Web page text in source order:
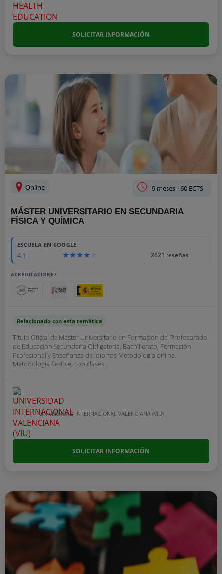
SOLICITAR INFORMACIÓN
Online 9 meses - 60 ECTS
MÁSTER UNIVERSITARIO EN SECUNDARIA
FÍSICA Y QUÍMICA
80
ESCUELA EN GOOGLE
4.1 2621 reseñas
ACREDITACIONES
Relacionado con esta temática
Título Oficial de Máster Universitario en Formación del Profesorado
de Educación Secundaria Obligatoria, Bachillerato, Formación
Profesional y Enseñanza de Idiomas Metodología online.
Metodología flexible, con clases...
UNIVERSIDAD INTERNACIONAL VALENCIANA (VIU)
SOLICITAR INFORMACIÓN